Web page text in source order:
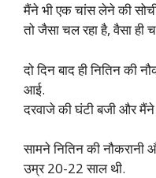
मैंने भी एक चांस लेने की
तो जैसा चल रहा है, वैसा ही
दो दिन बाद ही नितिन की
आई.
दरवाजे की घंटी बजी और मैंने
सामने नितिन की
उम्र 20-22 साल थी.